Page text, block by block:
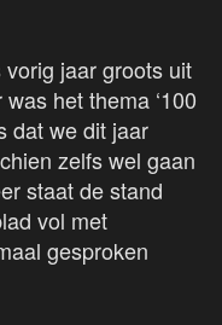
jaar groots uit
het thema ‘100
dat we dit jaar
zelfs wel gaan
staat de stand
vol met
gesproken